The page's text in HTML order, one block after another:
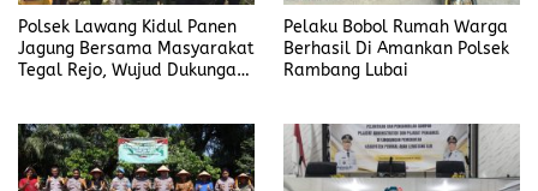
Polsek Lawang Kidul Panen
Jagung Bersama Masyarakat
Tegal Rejo, Wujud Dukungan
Pelaku Bobol Rumah Warga
Berhasil Di Amankan Polsek
Rambang Lubai